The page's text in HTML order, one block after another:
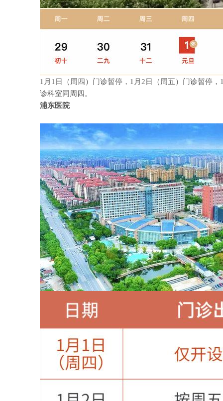
1 月 1 日（周四）门诊暂停， 1 月 2 日（周五）门诊暂停，
诊科室同周四。
浦东医院